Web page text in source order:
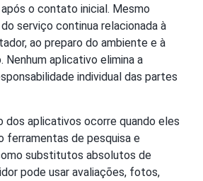
o contato inicial. Mesmo
serviço continua relacionada à
ao preparo do ambiente e à
Nenhum aplicativo elimina a
individual das partes
dos aplicativos ocorre quando eles
ferramentas de pesquisa e
substitutos absolutos de
pode usar avaliações, fotos,